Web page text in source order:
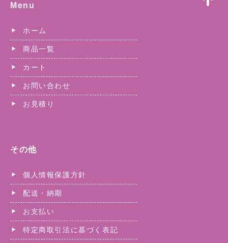
Menu
ホーム
商品一覧
カート
お問い合わせ
お見積り
その他
個人情報保護方針
配送・納期
お支払い
特定商取引法に基づく表記